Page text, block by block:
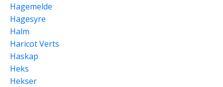
Hagemelde
Hagesyre
Halm
Haricot Verts
Haskap
Heks
Hekser